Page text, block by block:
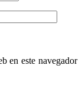
en este navegador